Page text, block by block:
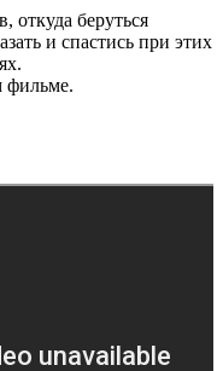
откуда беруться
и спастись при этих
фильме.